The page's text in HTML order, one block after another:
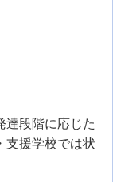
達段階に応じた
支援学校では状